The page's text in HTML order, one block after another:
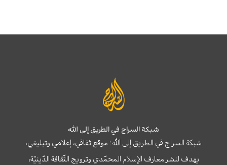
شبكة السراج في الطريق إلى الله
شبكة السراج في الطريق إلى الله؛ موقع ثقافي، إعلامي وتبليغي،
يهدف لنشر معارف الإسلام المحمّدي وترويج الثّقافة الدّينيّة،